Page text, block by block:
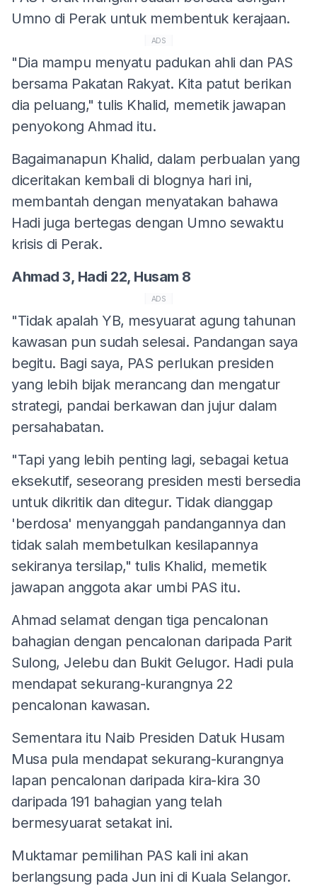
Umno di Perak untuk membentuk kerajaan.
ADS
"Dia mampu menyatu padukan ahli dan PAS
bersama Pakatan Rakyat. Kita patut berikan
dia peluang," tulis Khalid, memetik jawapan
penyokong Ahmad itu.
Bagaimanapun Khalid, dalam perbualan yang
diceritakan kembali di blognya hari ini,
membantah dengan menyatakan bahawa
Hadi juga bertegas dengan Umno sewaktu
krisis di Perak.
Ahmad 3, Hadi 22, Husam 8
ADS
"Tidak apalah YB, mesyuarat agung tahunan
kawasan pun sudah selesai. Pandangan saya
begitu. Bagi saya, PAS perlukan presiden
yang lebih bijak merancang dan mengatur
strategi, pandai berkawan dan jujur dalam
persahabatan.
"Tapi yang lebih penting lagi, sebagai ketua
eksekutif, seseorang presiden mesti bersedia
untuk dikritik dan ditegur. Tidak dianggap
'berdosa' menyanggah pandangannya dan
tidak salah membetulkan kesilapannya
sekiranya tersilap," tulis Khalid, memetik
jawapan anggota akar umbi PAS itu.
Ahmad selamat dengan tiga pencalonan
bahagian dengan pencalonan daripada Parit
Sulong, Jelebu dan Bukit Gelugor. Hadi pula
mendapat sekurang-kurangnya 22
pencalonan kawasan.
Sementara itu Naib Presiden Datuk Husam
Musa pula mendapat sekurang-kurangnya
lapan pencalonan daripada kira-kira 30
daripada 191 bahagian yang telah
bermesyuarat setakat ini.
Muktamar pemilihan PAS kali ini akan
berlangsung pada Jun ini di Kuala Selangor.